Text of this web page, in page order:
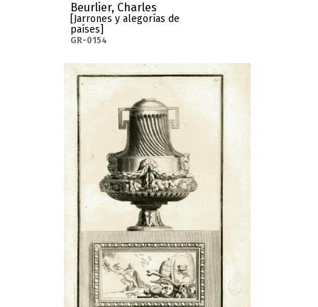
Beurlier, Charles
[Jarrones y alegorías de
países]
GR-0154